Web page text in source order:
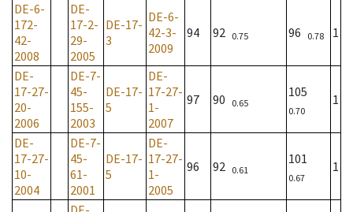
DE-6-
172-
42-
2008
DE-
17-2-
29-
2005
DE-17-
3
DE-6-
42-3-
2009
94 92 0.75 96 0.78 1
DE-
17-27-
20-
2006
DE-7-
45-
155-
2003
DE-17-
5
DE-
17-27-
1-
2007
97 90 0.65
105
0.70
1
DE-
17-27-
10-
2004
DE-7-
45-
61-
2001
DE-17-
5
DE-
17-27-
1-
2005
96 92 0.61
101
0.67
1